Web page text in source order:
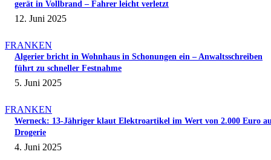
gerät in Vollbrand – Fahrer leicht verletzt
12. Juni 2025
FRANKEN
Algerier bricht in Wohnhaus in Schonungen ein – Anwaltsschreiben
führt zu schneller Festnahme
5. Juni 2025
FRANKEN
Werneck: 13-Jähriger klaut Elektroartikel im Wert von 2.000 Euro
Drogerie
4. Juni 2025